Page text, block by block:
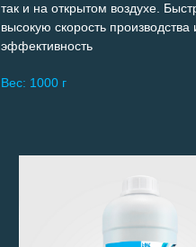
так и на открытом воздухе.
высокую скорость
эффективность
Вес: 1000 г